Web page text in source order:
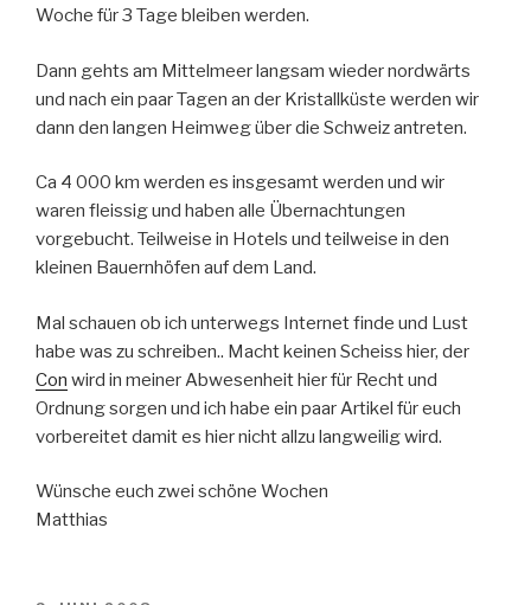
Woche für 3 Tage bleiben werden.
Dann gehts am Mittelmeer langsam wieder nordwärts
und nach ein paar Tagen an der Kristallküste werden wir
dann den langen Heimweg über die Schweiz antreten.
Ca 4 000 km werden es insgesamt werden und wir
waren fleissig und haben alle Übernachtungen
vorgebucht. Teilweise in Hotels und teilweise in den
kleinen Bauernhöfen auf dem Land.
Mal schauen ob ich unterwegs Internet finde und Lust
habe was zu schreiben.. Macht keinen Scheiss hier, der
Con wird in meiner Abwesenheit hier für Recht und
Ordnung sorgen und ich habe ein paar Artikel für euch
vorbereitet damit es hier nicht allzu langweilig wird.
Wünsche euch zwei schöne Wochen
Matthias